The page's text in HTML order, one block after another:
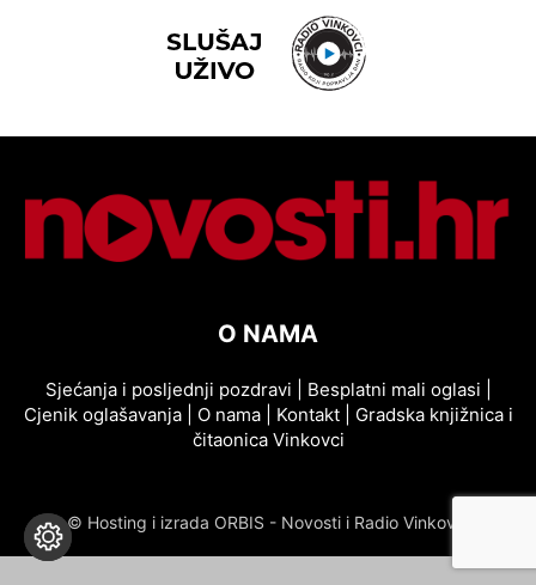
O NAMA
Sjećanja i posljednji pozdravi Besplatni mali oglasi
Cjenik oglašavanja| O nama| Kontakt| Gradska knjižnica i
čitaonica Vinkovci
© Hosting i izrada ORBIS - Novosti i Radio Vinkovci